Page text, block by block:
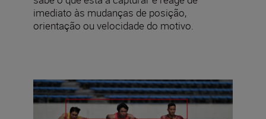
imediato às mudanças de posição,
orientação ou velocidade do motivo.